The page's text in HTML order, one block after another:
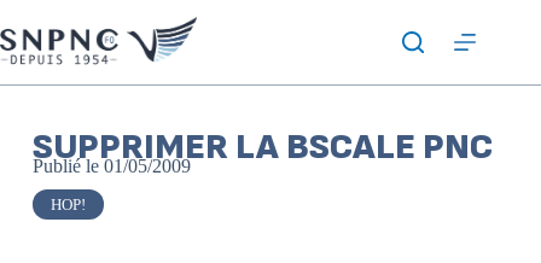
SUPPRIMER LA BSCALE PNC
Publié le 01/05/2009
HOP!